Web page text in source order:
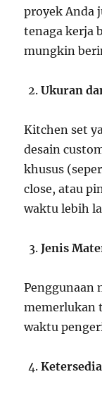
proyek Anda
tenaga kerja
mungkin
Ukuran
Kitchen set
desain
khusus
close, atau
waktu lebih
Jenis
Penggunaan
memerlukan
waktu